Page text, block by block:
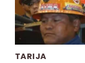
TARIJA